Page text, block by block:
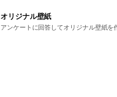
オリジナル壁紙
アンケートに回答してオリジナル壁紙を